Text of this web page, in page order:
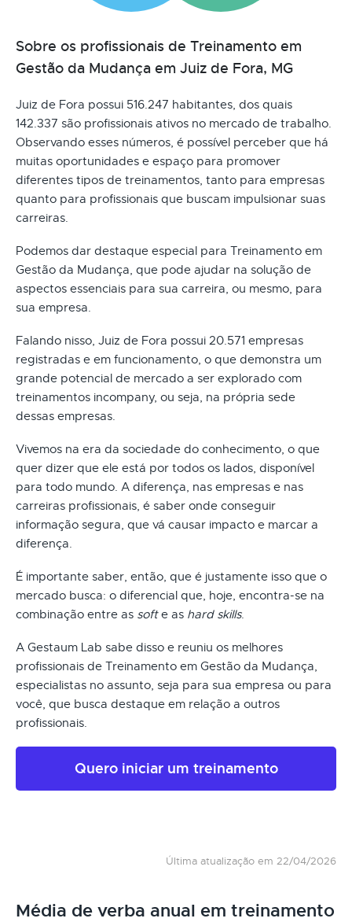
Sobre os profissionais de Treinamento em
Gestão da Mudança em Juiz de Fora, MG
Juiz de Fora possui 516.247 habitantes, dos quais
142.337 são profissionais ativos no mercado de trabalho.
Observando esses números, é possível perceber que há
muitas oportunidades e espaço para promover
diferentes tipos de treinamentos, tanto para empresas
quanto para profissionais que buscam impulsionar suas
carreiras.
Podemos dar destaque especial para Treinamento em
Gestão da Mudança, que pode ajudar na solução de
aspectos essenciais para sua carreira, ou mesmo, para
sua empresa.
Falando nisso, Juiz de Fora possui 20.571 empresas
registradas e em funcionamento, o que demonstra um
grande potencial de mercado a ser explorado com
treinamentos incompany, ou seja, na própria sede
dessas empresas.
Vivemos na era da sociedade do conhecimento, o que
quer dizer que ele está por todos os lados, disponível
para todo mundo. A diferença, nas empresas e nas
carreiras profissionais, é saber onde conseguir
informação segura, que vá causar impacto e marcar a
diferença.
É importante saber, então, que é justamente isso que o
mercado busca: o diferencial que, hoje, encontra-se na
combinação entre as softe as hard skills.
A Gestaum Lab sabe disso e reuniu os melhores
profissionais de Treinamento em Gestão da Mudança,
especialistas no assunto, seja para sua empresa ou para
você, que busca destaque em relação a outros
profissionais.
Quero iniciar um treinamento
Última atualização em 22/04/2026
Média de verba anual em treinamento